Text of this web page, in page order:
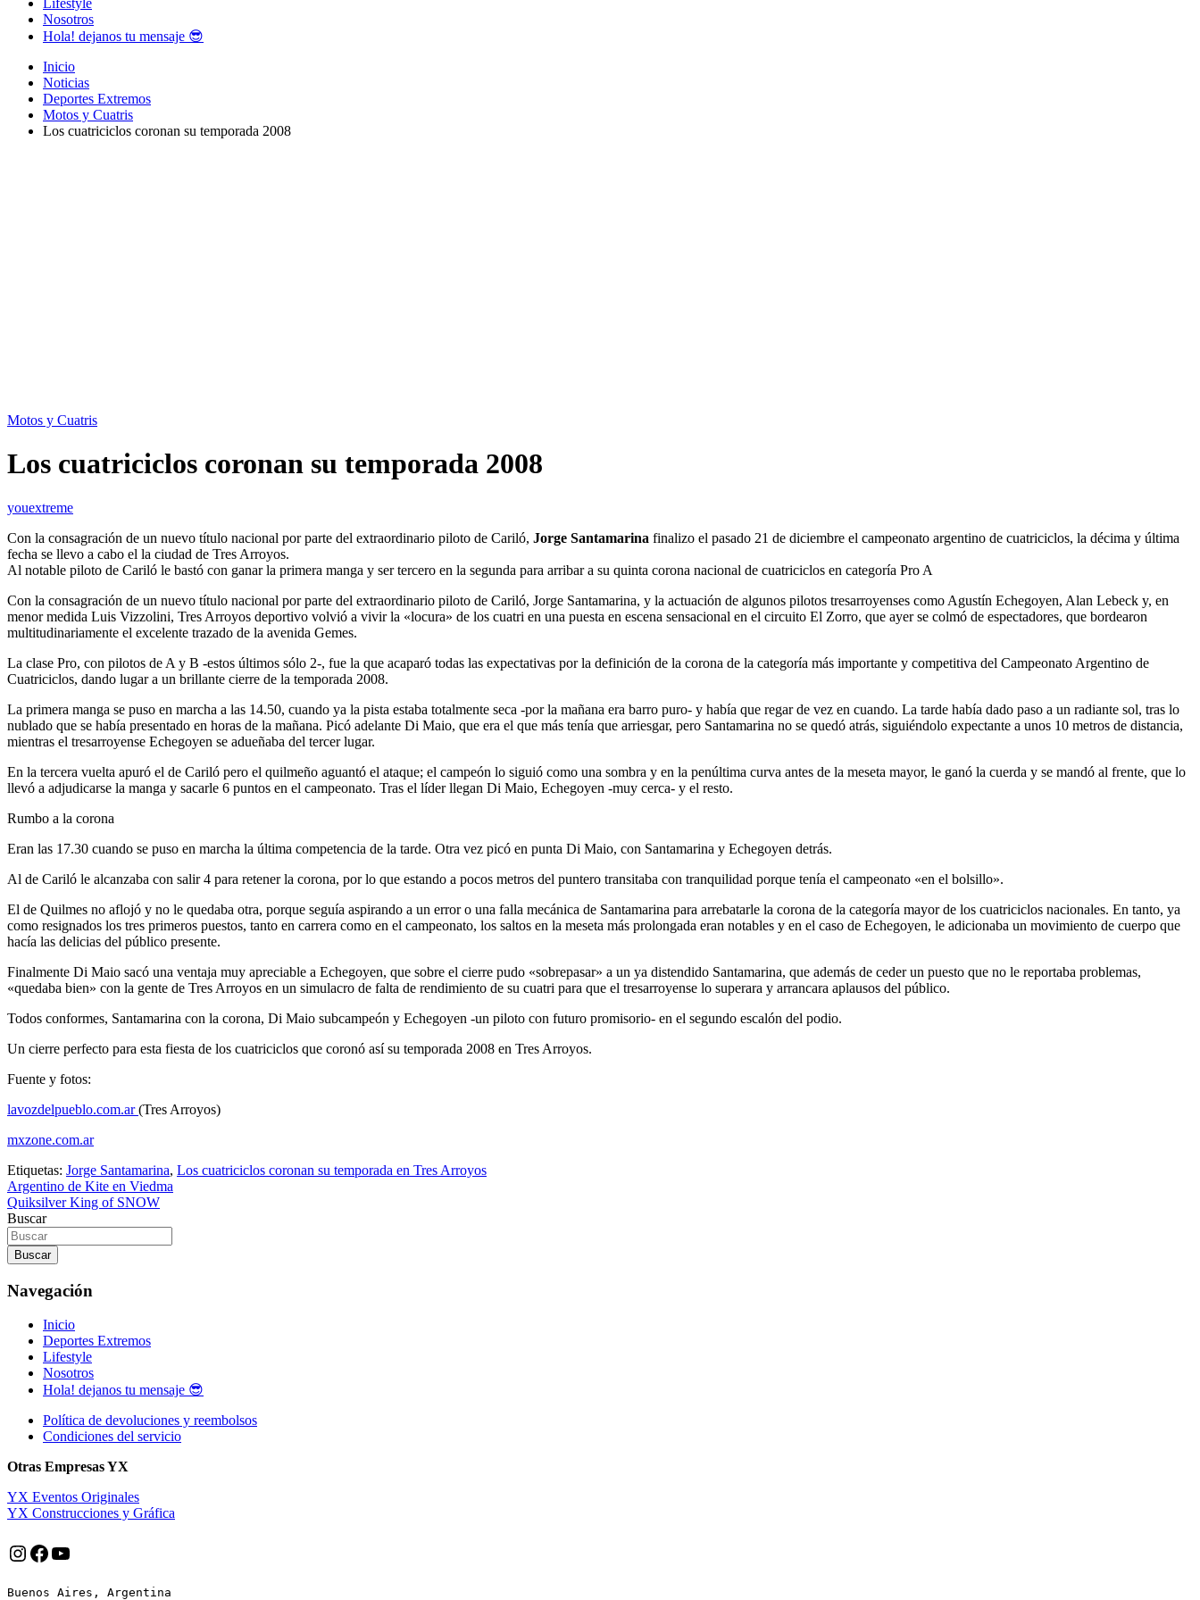
Lifestyle
Nosotros
Hola! dejanos tu mensaje 😎
Inicio
Noticias
Deportes Extremos
Motos y Cuatris
Los cuatriciclos coronan su temporada 2008
Motos y Cuatris
Los cuatriciclos coronan su temporada 2008
youextreme
Con la consagración de un nuevo título nacional por parte del extraordinario piloto de Cariló, Jorge Santamarina finalizo el pasado 21 de diciembre el campeonato argentino de cuatriciclos, la décima y última
fecha se llevo a cabo el la ciudad de Tres Arroyos.
Al notable piloto de Cariló le bastó con ganar la primera manga y ser tercero en la segunda para arribar a su quinta corona nacional de cuatriciclos en categoría Pro A
Con la consagración de un nuevo título nacional por parte del extraordinario piloto de Cariló, Jorge Santamarina, y la actuación de algunos pilotos tresarroyenses como Agustín Echegoyen, Alan Lebeck y, en
menor medida Luis Vizzolini, Tres Arroyos deportivo volvió a vivir la «locura» de los cuatri en una puesta en escena sensacional en el circuito El Zorro, que ayer se colmó de espectadores, que bordearon
multitudinariamente el excelente trazado de la avenida Gemes.
La clase Pro, con pilotos de A y B -estos últimos sólo 2-, fue la que acaparó todas las expectativas por la definición de la corona de la categoría más importante y competitiva del Campeonato Argentino de
Cuatriciclos, dando lugar a un brillante cierre de la temporada 2008.
La primera manga se puso en marcha a las 14.50, cuando ya la pista estaba totalmente seca -por la mañana era barro puro- y había que regar de vez en cuando. La tarde había dado paso a un radiante sol, tras lo
nublado que se había presentado en horas de la mañana. Picó adelante Di Maio, que era el que más tenía que arriesgar, pero Santamarina no se quedó atrás, siguiéndolo expectante a unos 10 metros de distancia,
mientras el tresarroyense Echegoyen se adueñaba del tercer lugar.
En la tercera vuelta apuró el de Cariló pero el quilmeño aguantó el ataque; el campeón lo siguió como una sombra y en la penúltima curva antes de la meseta mayor, le ganó la cuerda y se mandó al frente, que lo
llevó a adjudicarse la manga y sacarle 6 puntos en el campeonato. Tras el líder llegan Di Maio, Echegoyen -muy cerca- y el resto.
Rumbo a la corona
Eran las 17.30 cuando se puso en marcha la última competencia de la tarde. Otra vez picó en punta Di Maio, con Santamarina y Echegoyen detrás.
Al de Cariló le alcanzaba con salir 4 para retener la corona, por lo que estando a pocos metros del puntero transitaba con tranquilidad porque tenía el campeonato «en el bolsillo».
El de Quilmes no aflojó y no le quedaba otra, porque seguía aspirando a un error o una falla mecánica de Santamarina para arrebatarle la corona de la categoría mayor de los cuatriciclos nacionales. En tanto, ya
como resignados los tres primeros puestos, tanto en carrera como en el campeonato, los saltos en la meseta más prolongada eran notables y en el caso de Echegoyen, le adicionaba un movimiento de cuerpo que
hacía las delicias del público presente.
Finalmente Di Maio sacó una ventaja muy apreciable a Echegoyen, que sobre el cierre pudo «sobrepasar» a un ya distendido Santamarina, que además de ceder un puesto que no le reportaba problemas,
«quedaba bien» con la gente de Tres Arroyos en un simulacro de falta de rendimiento de su cuatri para que el tresarroyense lo superara y arrancara aplausos del público.
Todos conformes, Santamarina con la corona, Di Maio subcampeón y Echegoyen -un piloto con futuro promisorio- en el segundo escalón del podio.
Un cierre perfecto para esta fiesta de los cuatriciclos que coronó así su temporada 2008 en Tres Arroyos.
Fuente y fotos:
lavozdelpueblo.com.ar(Tres Arroyos)
mxzone.com.ar
Etiquetas: Jorge Santamarina, Los cuatriciclos coronan su temporada en Tres Arroyos
Navegación
de
entradas
Argentino de Kite en Viedma
Quiksilver King of SNOW
Buscar
Buscar
Navegación
Inicio
Deportes Extremos
Lifestyle
Nosotros
Hola! dejanos tu mensaje 😎
Política de devoluciones y reembolsos
Condiciones del servicio
Otras Empresas YX
YX Eventos Originales
YX Construcciones y Gráfica
Instagram
Facebook
YouTube
Buenos Aires, Argentina